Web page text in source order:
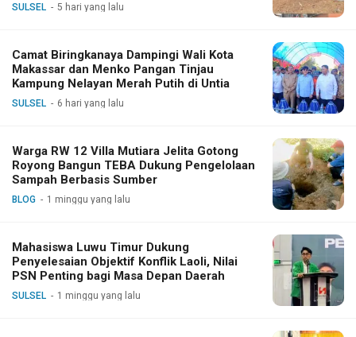
SULSEL 5 hari yang lalu
Camat Biringkanaya Dampingi Wali Kota
Makassar dan Menko Pangan Tinjau
Kampung Nelayan Merah Putih di Untia
SULSEL 6 hari yang lalu
Warga RW 12 Villa Mutiara Jelita Gotong
Royong Bangun TEBA Dukung Pengelolaan
Sampah Berbasis Sumber
BLOG 1 minggu yang lalu
Mahasiswa Luwu Timur Dukung
Penyelesaian Objektif Konflik Laoli, Nilai
PSN Penting bagi Masa Depan Daerah
SULSEL 1 minggu yang lalu